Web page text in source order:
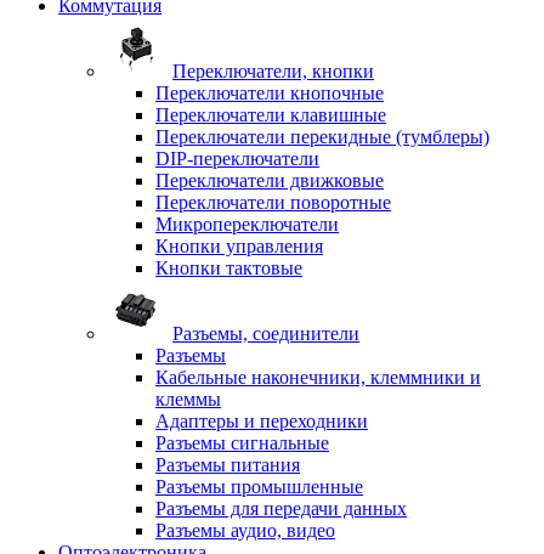
Коммутация
Переключатели, кнопки
Переключатели кнопочные
Переключатели клавишные
Переключатели перекидные (тумблеры)
DIP-переключатели
Переключатели движковые
Переключатели поворотные
Микропереключатели
Кнопки управления
Кнопки тактовые
Разъемы, соединители
Разъемы
Кабельные наконечники, клеммники и
клеммы
Адаптеры и переходники
Разъемы сигнальные
Разъемы питания
Разъемы промышленные
Разъемы для передачи данных
Разъемы аудио, видео